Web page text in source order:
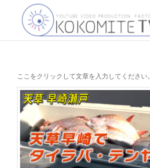
ここをクリックして文章を入力してください。